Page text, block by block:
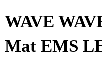
WAVE
Mat EMS